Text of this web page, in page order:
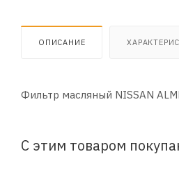
ОПИСАНИЕ
Фильтр масляный NISSAN
С этим товаром